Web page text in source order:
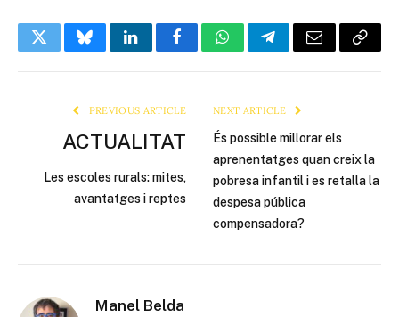
TwitterBlueskyLinkedInFacebookWhatsAppTelegramEmail Copy
PREVIOUS ARTICLE
ACTUALITAT
Les escoles rurals: mites,
avantatges i reptes
NEXT ARTICLE
És possible millorar els
aprenentatges quan creix la
pobresa infantil i es retalla la
despesa pública
compensadora?
Manel Belda